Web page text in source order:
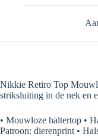
Nikkie Retiro Top
striksluiting in de nek en
• Mouwloze haltertop •
Patroon: dierenprint •